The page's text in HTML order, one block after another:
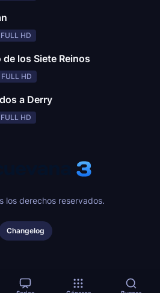
FULL HD
de los Siete Reinos
FULL HD
a Derry
FULL HD
los derechos reservados.
Changelog